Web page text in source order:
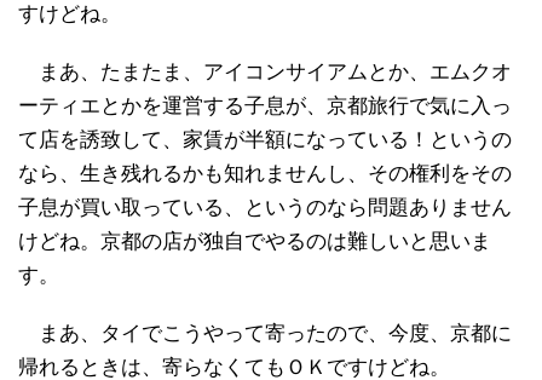
すけどね。
まあ、たまたま、アイコンサイアムとか、エムクオ
ーティエとかを運営する子息が、京都旅行で気に入っ
て店を誘致して、家賃が半額になっている！というの
なら、生き残れるかも知れませんし、その権利をその
子息が買い取っている、というのなら問題ありません
けどね。京都の店が独自でやるのは難しいと思いま
す。
まあ、タイでこうやって寄ったので、今度、京都に
帰れるときは、寄らなくてもＯＫですけどね。